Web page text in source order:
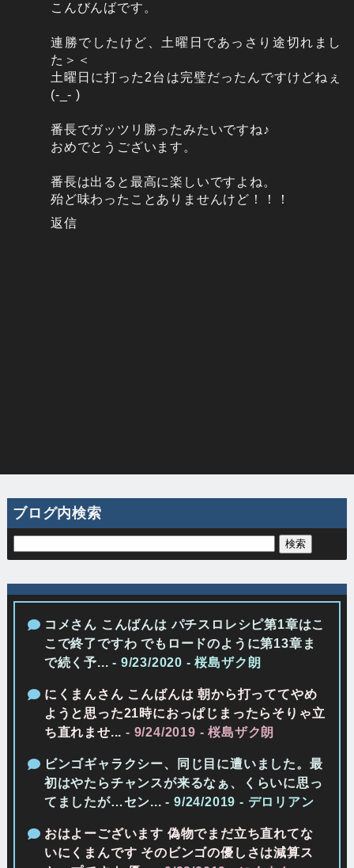
こんびんばです。
連勝でしたけど、土曜日であっさり途切れまし
た＞＜
土曜日に打った2台は完璧だったんですけどねぇ
(-_- )
番長でガッツリ勝ったみたいですね♪
おめでとうございます。
番長は出ると最高に楽しいですよね。
殆ど味わったことありませんけど！！！
返信
ブログ内検索
コメさん こんばんは パチスロレシピ第1章はこ
こで終了ですわ でもロードのように第13章ま
で続く予... - 9/23/2020 - 桜島ザク朗
にくまんさん こんばんは 朝から打っててやめ
ようと思った21時におっぱじまったらそりゃ立
ち直れませ... - 9/24/2019 - 桜島ザク朗
ビンゴギャラクシー、同じ目に遭いました。最
初はやたらチャンスが来るなぁ、くらいに思っ
てましたが…セン... - 9/24/2019 - デロリアン
おはよーございます 偽物でまだ立ち直れてな
いにくまんです そのビンゴの優しさは減算ス